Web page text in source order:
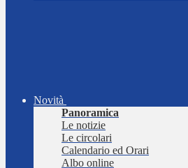
Novità
Panoramica
Le notizie
Le circolari
Calendario ed Orari
Albo online